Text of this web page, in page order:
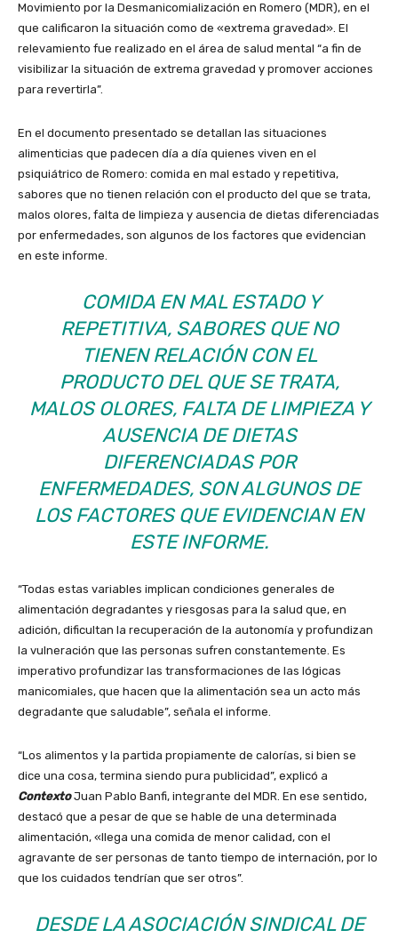
Movimiento por la Desmanicomialización en Romero (MDR), en el
que calificaron la situación como de «extrema gravedad». El
relevamiento fue realizado en el área de salud mental “a fin de
visibilizar la situación de extrema gravedad y promover acciones
para revertirla”.
En el documento presentado se detallan las situaciones
alimenticias que padecen día a día quienes viven en el
psiquiátrico de Romero: comida en mal estado y repetitiva,
sabores que no tienen relación con el producto del que se trata,
malos olores, falta de limpieza y ausencia de dietas diferenciadas
por enfermedades, son algunos de los factores que evidencian
en este informe.
COMIDA EN MAL ESTADO Y
REPETITIVA, SABORES QUE NO
TIENEN RELACIÓN CON EL
PRODUCTO DEL QUE SE TRATA,
MALOS OLORES, FALTA DE LIMPIEZA Y
AUSENCIA DE DIETAS
DIFERENCIADAS POR
ENFERMEDADES, SON ALGUNOS DE
LOS FACTORES QUE EVIDENCIAN EN
ESTE INFORME.
“Todas estas variables implican condiciones generales de
alimentación degradantes y riesgosas para la salud que, en
adición, dificultan la recuperación de la autonomía y profundizan
la vulneración que las personas sufren constantemente. Es
imperativo profundizar las transformaciones de las lógicas
manicomiales, que hacen que la alimentación sea un acto más
degradante que saludable”, señala el informe.
“Los alimentos y la partida propiamente de calorías, si bien se
dice una cosa, termina siendo pura publicidad”, explicó a
ContextoJuan Pablo Banfi, integrante del MDR. En ese sentido,
destacó que a pesar de que se hable de una determinada
alimentación, «llega una comida de menor calidad, con el
agravante de ser personas de tanto tiempo de internación, por lo
que los cuidados tendrían que ser otros”.
DESDE LA ASOCIACIÓN SINDICAL DE